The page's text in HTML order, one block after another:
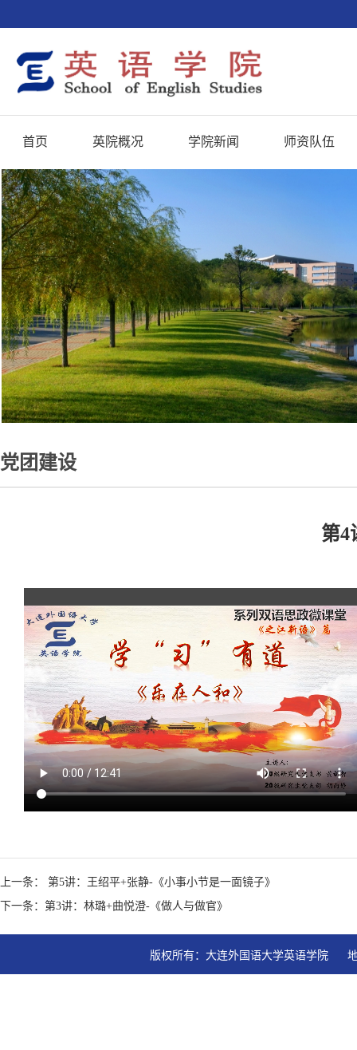
首页 英院概况 学院新闻 师资队伍
党团建设
第4
上一条： 第5讲：王绍平+张静-《小事小节是一面镜子》
下一条：第3讲：林璐+曲悦澄-《做人与做官》
版权所有：大连外国语大学英语学院